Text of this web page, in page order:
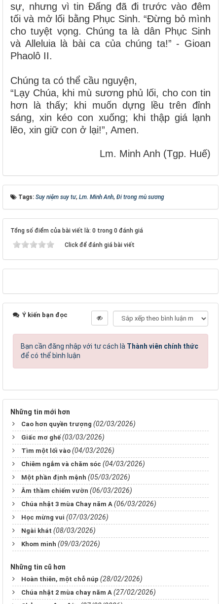
sự, nhưng vì tin Đấng đã đi trước vào đêm
tối và mở lối bằng Phục Sinh. “Đừng bỏ mình
cho tuyệt vọng. Chúng ta là dân Phục Sinh
và Alleluia là bài ca của chúng ta!” - Gioan
Phaolô II.
Chúng ta có thể cầu nguyện,
“Lạy Chúa, khi mù sương phủ lối, cho con tin
hơn là thấy; khi muốn dựng lều trên đỉnh
sáng, xin kéo con xuống; khi thập giá lạnh
lẽo, xin giữ con ở lại!”, Amen.
Lm. Minh Anh (Tgp. Huế)
Tags: Suy niệm suy tư, Lm. Minh Anh, Đi trong mù sương
Tổng số điểm của bài viết là: 0 trong 0 đánh giá
Click để đánh giá bài viết
Ý kiến bạn đọc
Bạn cần đăng nhập với tư cách là Thành viên chính thức
để có thể bình luận
Những tin mới hơn
Cao hơn quyền trượng (02/03/2026)
Giấc mơ ghế (03/03/2026)
Tìm một lối vào (04/03/2026)
Chiêm ngắm và chăm sóc (04/03/2026)
Một phần định mệnh (05/03/2026)
Âm thầm chiếm vườn (06/03/2026)
Chúa nhật 3 mùa Chay năm A (06/03/2026)
Học mừng vui (07/03/2026)
Ngài khát (08/03/2026)
Khom minh (09/03/2026)
Những tin cũ hơn
Hoàn thiên, một chỗ núp (28/02/2026)
Chúa nhật 2 mùa chay năm A (27/02/2026)